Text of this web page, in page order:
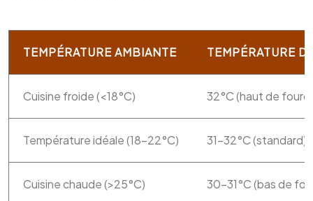
TEMPÉRATURE AMBIANTE TEMPÉRATURE
Cuisine froide (<18°C) 32°C (haut de
Température idéale (18-22°C) 31-32°C (standard)
Cuisine chaude (>25°C) 30-31°C (bas de